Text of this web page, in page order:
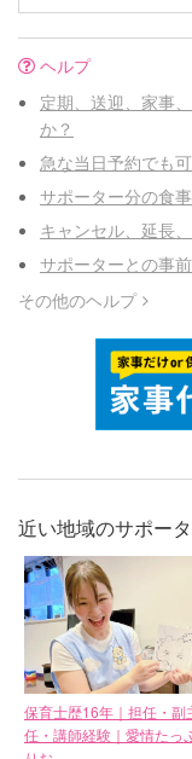
ヘルプ
定期、送迎、家事
か？
急な当日予約でも
サポーター分の食
キャンセル、延長
サポーターとの事
その他のヘルプ
近い地域のサポー
保育士歴16年｜担任・副
任・講師経験｜愛情たっ